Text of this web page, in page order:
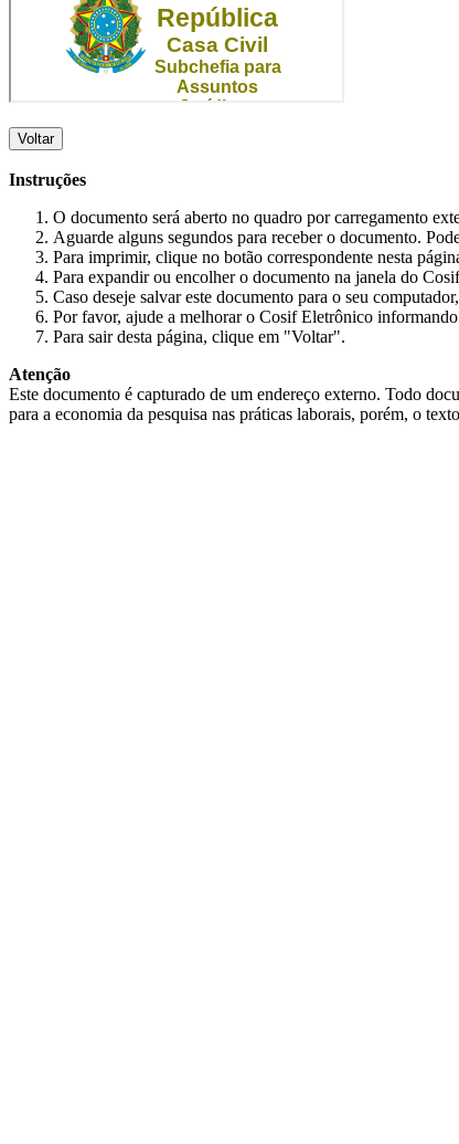
Voltar
Instruções
O documento será aberto no quadro por carregamento
Aguarde alguns segundos para receber o documento.
Para imprimir, clique no botão correspondente nesta
Para expandir ou encolher o documento na janela do
Caso deseje salvar este documento para o seu
Por favor, ajude a melhorar o Cosif Eletrônico
Para sair desta página, clique em "Voltar".
Atenção
Este documento é capturado de um endereço externo. Todo
para a economia da pesquisa nas práticas laborais, porém, o